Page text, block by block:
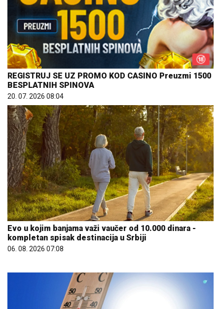
REGISTRUJ SE UZ PROMO KOD CASINO Preuzmi 1500
BESPLATNIH SPINOVA
20. 07. 2026 08:04
Evo u kojim banjama važi vaučer od 10.000 dinara -
kompletan spisak destinacija u Srbiji
06. 08. 2026 07:08